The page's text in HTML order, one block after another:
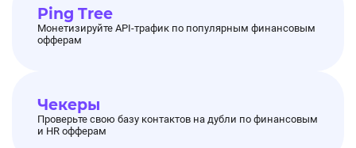
Ping Tree
Монетизируйте API-трафик по популярным финансовым
офферам
Чекеры
Проверьте свою базу контактов на дубли по финансовым
и HR офферам